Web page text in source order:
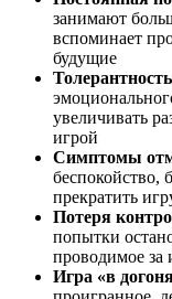
занимают
вспоминает
будущие
Толерантность
увеличивать
игрой
Симптомы
беспокойство,
прекратить
Потеря
попытки
проводимое за
Игра «в